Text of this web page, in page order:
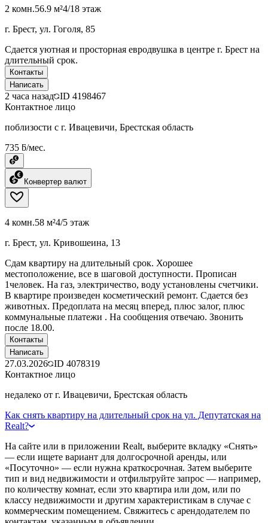
2 комн.56.9 м²4/18 этаж
г. Брест, ул. Гоголя, 85
Сдается уютная и просторная евродвушка в центре г. Брест на
длительный срок.
Контакты
Написать
2 часа назад ID 4198467
Контактное лицо
поблизости с г. Ивацевичи, Брестская область
735 ƃ/мес.
Конвертер валют
4 комн.58 м²4/5 этаж
г. Брест, ул. Кривошеина, 13
Сдам квартиру на длительный срок. Хорошее
местоположение, все в шаговой доступности. Прописан
1человек. На газ, электричество, воду установлены счетчики.
В квартире произведен косметический ремонт. Сдается без
животных. Предоплата на месяц вперед, плюс залог, плюс
коммунальные платежи . На сообщения отвечаю. Звонить
после 18.00.
Контакты
Написать
27.03.2026 ID 4078319
Контактное лицо
недалеко от г. Ивацевичи, Брестская область
Как снять квартиру на длительный срок на ул. Депутатская на
Realt?
На сайте или в приложении Realt, выберите вкладку «Снять»
— если ищете вариант для долгосрочной аренды, или
«Посуточно» — если нужна краткосрочная. Затем выберите
тип и вид недвижимости и отфильтруйте запрос — например,
по количеству комнат, если это квартира или дом, или по
классу недвижимости и другим характеристикам в случае с
коммерческим помещением. Свяжитесь с арендодателем по